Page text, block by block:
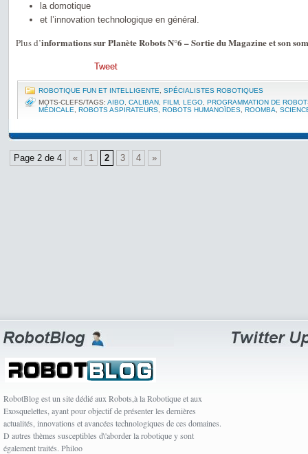
la domotique
et l’innovation technologique en général.
Plus d’informations sur Planète Robots N°6 – Sortie du Magazine et son
Tweet
ROBOTIQUE FUN ET INTELLIGENTE
SPÉCIALISTES ROBOTIQUES
MOTS-CLEFS/TAGS: AIBO CALIBAN FILM LEGO PROGRAMMATION DE
MÉDICALE
ROBOTS ASPIRATEURS ROBOTS HUMANOÏDES ROOMBA
Page 2 de 4 « 1 2 3 4 »
RobotBlog est un site dédié aux Robots,à la Robotique et aux
Exosquelettes, ayant pour objectif de présenter les dernières
actualités, innovations et avancées technologiques de ces domaines.
D autres thèmes susceptibles d\'aborder la robotique y sont
également traités. Philoo